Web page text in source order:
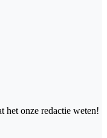
het onze redactie weten!